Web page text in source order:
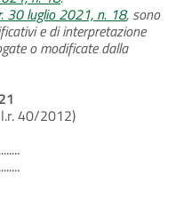
30 luglio 2021, n. 18, sono
e di interpretazione
o modificate dalla
40/2012)